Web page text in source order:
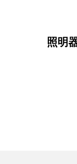
照明